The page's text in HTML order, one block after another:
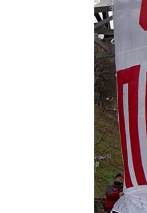
УКРАЇНСЬКА ПРОБЛЕМА КРИМУ